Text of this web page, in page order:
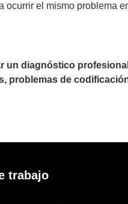
el mismo problema
un diagnóstico
problemas de
trabajo